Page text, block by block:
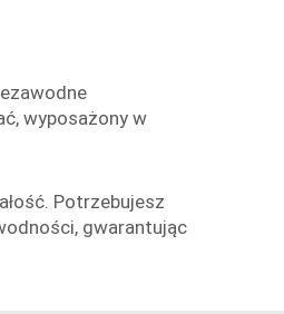
wyposażony w
Potrzebujesz
gwarantując